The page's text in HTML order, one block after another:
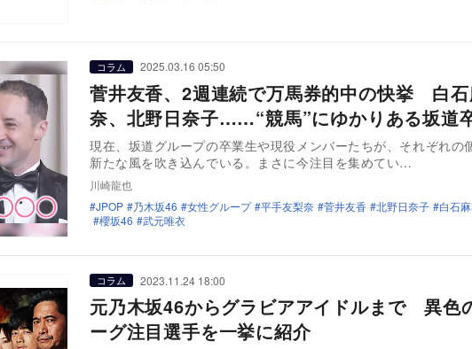
コラム 2025.03.16 05:50
菅井友香、2週連続で万馬券的中の快挙 白
奈、北野日奈子……“競馬”にゆかりある坂道
現在、坂道グループの卒業生や現役メンバーたちが、それぞれの
新たな風を吹き込んでいる。まさに今注目を集めてい…
川崎龍也
JPOP
乃木坂46 女性グループ 平手友梨奈 菅井友香 北野日奈子 白石
櫻坂46
武元唯衣
コラム 2023.11.24 18:00
元乃木坂46からグラビアアイドルまで 異色
ーグ注目選手を一挙に紹介